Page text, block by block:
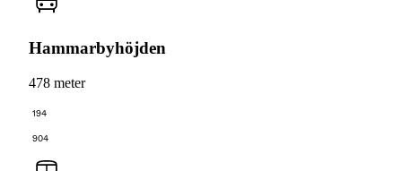
Hammarbyhöjden
478 meter
194
904